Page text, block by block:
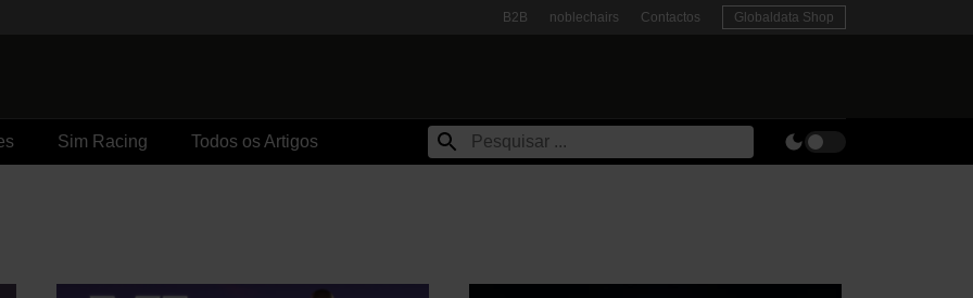
B2B noblechairs Contactos Globaldata Shop
Sim Racing Todos os Artigos